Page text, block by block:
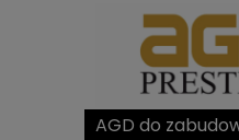
AGD do